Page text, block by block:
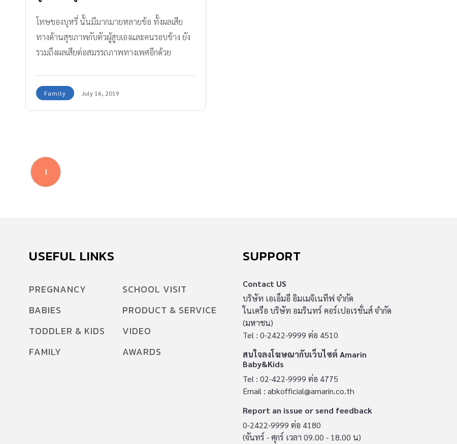
โทษของบุหรี่ นั้นมีมากมายหลายข้อ ทั้งผลเสีย
ทางด้านสุขภาพกับตัวผู้สูบเองและคนรอบข้าง ยัง
รวมถึงผลเสียต่อสมรรถภาพทางเพศอีกด้วย
Family July 16, 2019
1
USEFUL LINKS
PREGNANCY
BABIES
TODDLER & KIDS
FAMILY
SCHOOL VISIT
PRODUCT & SERVICE
VIDEO
AWARDS
SUPPORT
Contact US
บริษัท เอเอ็มอี อิมเมจิเนทีฟ จำกัด
ในเครือ บริษัท อมรินทร์ คอร์เปอเรชั่นส์ จำกัด
(มหาชน)
Tel : 0-2422-9999 ต่อ 4510
สนใจลงโฆษณากับเว็บไซต์ Amarin
Baby&Kids
Tel : 02-422-9999 ต่อ 4775
Email : abkofficial@amarin.co.th
Report an issue or send feedback
0-2422-9999 ต่อ 4180
(จันทร์ - ศุกร์ เวลา 09.00 - 18.00 น)